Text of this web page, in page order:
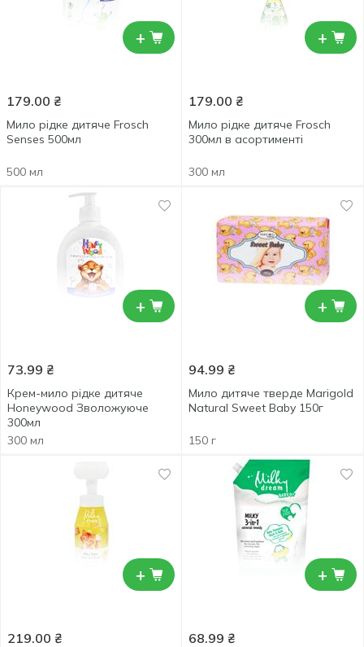
+
179.00 ₴
Мило рідке дитяче Frosch
Senses 500мл
500 мл
+
179.00 ₴
Мило рідке дитяче Frosch
300мл в асортименті
300 мл
+
73.99 ₴
Крем-мило рідке дитяче
Honeywood Зволожуюче
300мл
300 мл
+
94.99 ₴
Мило дитяче тверде Marigold
Natural Sweet Baby 150г
150 г
+
219.00 ₴
+
68.99 ₴